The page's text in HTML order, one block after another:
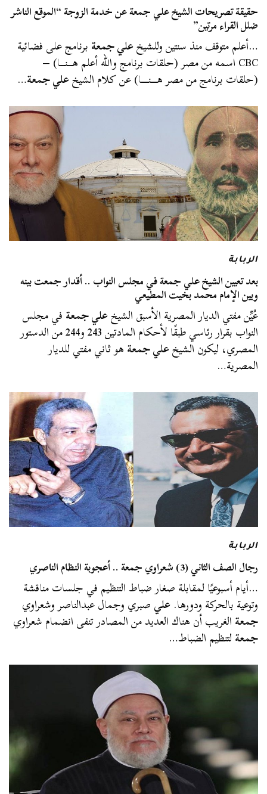
حقيقة تصريحات الشيخ علي جمعة عن خدمة الزوجة “الموقع الناشر
ضلل القراء مرتين”
…أعلم متوقف منذ سنتين وللشيخعلي جمعةبرنامج على فضائية
CBC اسمه من مصر (حلقات برنامج والله أعلم هــــنــــا) –
(حلقات برنامج من مصر هـــــنــــــا) عن كلام الشيخعلي جمعة…
الربابة
بعد تعيين الشيخ علي جمعة في مجلس النواب .. أقدار جمعت بينه
وبين الإمام محمد بخيت المطيعي
عُيِّن مفتي الديار المصرية الأسبق الشيخعلي جمعةفي مجلس
النواب بقرار رئاسي طبقًا لأحكام المادتين 243 و244 من الدستور
المصري، ليكون الشيخعلي جمعةهو ثاني مفتي للديار
المصرية…
الربابة
رجال الصف الثاني (3) شعراوي جمعة .. أعجوبة النظام الناصري
…أيام أسبوعيًا لمقابلة صغار ضباط التنظيم في جلسات مناقشة
وتوعية بالحركة ودورها.عليصبري وجمال عبدالناصر وشعراوي
جمعةالغريب أن هناك العديد من المصادر تنفى انضمام شعراوي
جمعةلتنظيم الضباط…